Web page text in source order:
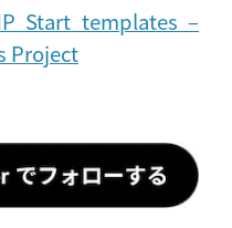
Start templates –
Project